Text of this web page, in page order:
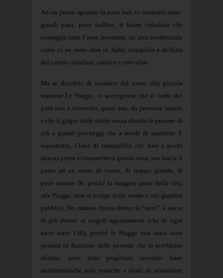
Ad un primo sguardo la zona non vi sembrerà male:
grandi prati, poco traffico, il fiume cittadino che
costeggia tutta l’area, insomma, un’area residenziale
come ce ne sono altre in Italia, tranquilla e defilata
dal centro cittadino, caotico e convulso.
Ma se decidete di scendere dal treno, alla piccola
stazione Le Piagge, vi accorgerete che il verde dei
prati non è interrotto, quasi mai, da presenze umane
e che il grigio delle strade senza sfondo fa pensare di
più a grandi parcheggi che a strade di quartiere. E
soprattutto, l’idea di tranquillità che fino a pochi
minuti prima vi trasmetteva questa zona, ora lascia il
posto ad un senso di vuoto, di troppo grande, di
poco umano. Sì, perché la maggior parte della vita,
alle Piagge, non si svolge nelle strade o nei giardini
pubblici. No, rimane chiusa dentro le “navi”, e ancor
di più dentro ai singoli appartamenti (che in ogni
nave sono 150); perché le Piagge non sono state
pensate in funzione delle persone che le avrebbero
abitate; sono state progettate secondo linee
architettoniche solo teoriche e piani di attuazione